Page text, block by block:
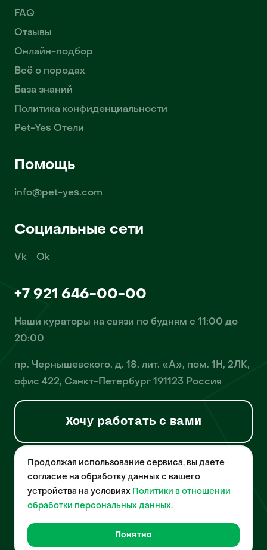
FAQ
Отзывы
Онлайн-подбор
Всё о породах
База знаний
Политика конфиденциальности
Pet-Yes Отели
Помощь
info@pet-yes.com
Социальные сети
Vk Ok
+7 921 646-00-00
Наши кураторы на связи по будням с 11:00 до
20:00
пр. Чернышевского, д. 18, лит. «А», пом. 1Н, 2ЛК,
офис 422, Санкт-Петербург 191123 Россия
Хочу работать с вами
© 2026 Pet-Yes. ООО «Биржа домашних животных «Пет-Ес»
осуществляет деятельность в области информационных
технологий, деятельность по разработке и эксплуатации
собственного программного обеспечения, деятельность
порталов в информационно-коммуникационной сети Интернет и
домашних животных», свидетельство о регистрации
№2021612018 от 10 февраля 2021 года.
Продолжая использование сервиса, вы даете
согласие на обработку данных с вашего
устройства на условиях Политики в отношении
обработки персональных данных.
Понятно